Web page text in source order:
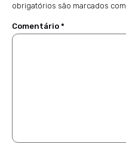
obrigatórios são marcados com
Comentário *